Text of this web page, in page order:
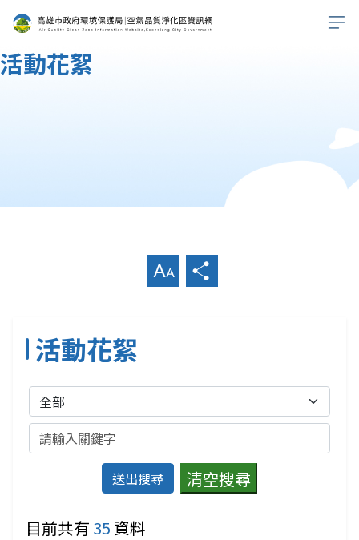
活動花絮
放大字級
分享
活動花絮
分類
關鍵字
目前共有 35 資料